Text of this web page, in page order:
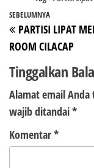
Navigasi
pos
Pos
Sebelumnya
SEBELUMNYA
PARTISI LIPAT
ROOM CILACAP
Tinggalkan
Alamat email
wajib ditandai*
Komentar*